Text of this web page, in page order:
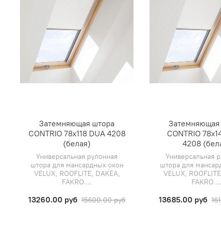
Затемняющая штора
CONTRIO 78х118 DUA 4208
(белая)
Универсальная рулонная
штора для мансардных окон
VELUX, ROOFLITE, DAKEA,
FAKRO....
13260.00 руб 15600.00 руб
Затемняющая
CONTRIO
4208
Универсальная
штора для
VELUX,
FAKRO....
13685.00 руб